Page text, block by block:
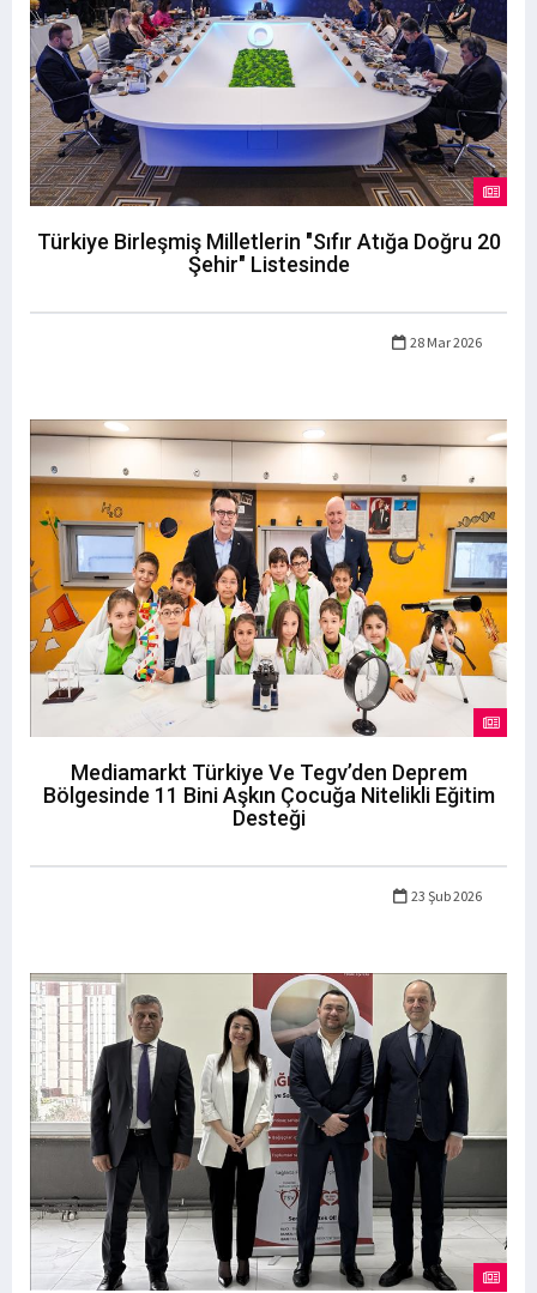
Türkiye Birleşmiş Milletlerin "Sıfır Atığa Doğru 20
Şehir" Listesinde
28 Mar 2026
Mediamarkt Türkiye Ve Tegv’den Deprem
Bölgesinde 11 Bini Aşkın Çocuğa Nitelikli Eğitim
Desteği
23 Şub 2026